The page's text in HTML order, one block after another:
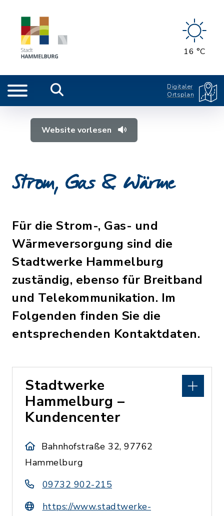
16 °C
Digitaler
Ortsplan
Website vorlesen
Strom, Gas & Wärme
Für die Strom-, Gas- und
Wärmeversorgung sind die
Stadtwerke Hammelburg
zuständig, ebenso für Breitband
und Telekommunikation. Im
Folgenden finden Sie die
entsprechenden Kontaktdaten.
Stadtwerke
Hammelburg –
Kundencenter
Bahnhofstraße 32, 97762
Hammelburg
09732 902-215
https://www.stadtwerke-